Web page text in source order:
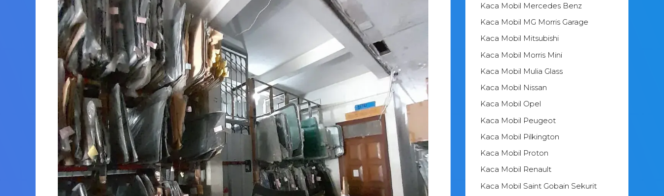
Kaca Mobil Mercedes Benz
Kaca Mobil MG Morris Garage
Kaca Mobil Mitsubishi
Kaca Mobil Morris Mini
Kaca Mobil Mulia Glass
Kaca Mobil Nissan
Kaca Mobil Opel
Kaca Mobil Peugeot
Kaca Mobil Pilkington
Kaca Mobil Proton
Kaca Mobil Renault
Kaca Mobil Saint Gobain Sekurit